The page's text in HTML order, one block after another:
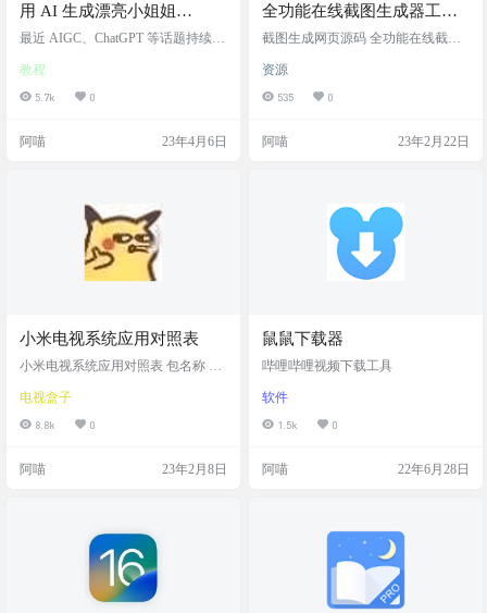
用 AI 生成漂亮小姐姐
（一）- Stable Diffusion 小白
最近 AIGC、ChatGPT 等话题持续发
宙”。抖音、小红书到处都是机器对
话、AI 绘图的视频。我看见别人生
试一下搭建。本文只是简单记录一
m/， 可以输入关…
教程
5.7k 0
阿喵 23年4月6日
全功能在线截图生成器工具
网页版网站源码
截图生成网页源码 全功能在线截图
示 功能介绍 在线一键制作各种截图
生成，包含生成功能：微信对话、
零钱页面详情、微信扫码付款账
户余额详情、淘宝订单详情、QQ 聊
天详情、手机短信聊天详情！ 在线
生成工具仅供娱乐参考！请勿非…
资源
535 0
阿喵 23年2月22日
小米电视系统应用对照表
小米电视系统应用对照表 包名称 功
com.droidlogic.tvinput DroidLogicTvIn
put mitv.service 小米电视服务 com.an
话和短信存储 com.android.pr…
电视盒子
8.8k 0
阿喵 23年2月8日
鼠鼠下载器
哔哩哔哩视频下载工具
软件
1.5k 0
阿喵 22年6月28日